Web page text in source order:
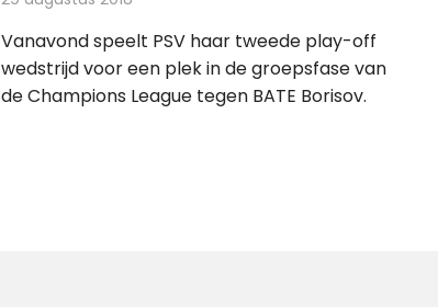
Vanavond speelt PSV haar tweede play-off
wedstrijd voor een plek in de groepsfase van
de Champions League tegen BATE Borisov.